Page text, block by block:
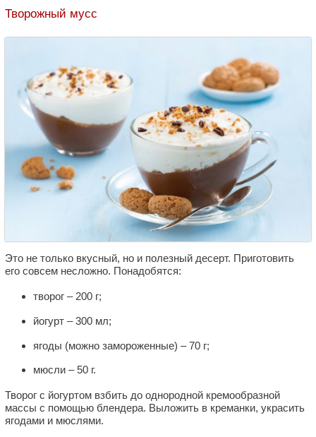
Творожный мусс
Это не только вкусный, но и полезный десерт. Приготовить
его совсем несложно. Понадобятся:
творог – 200 г;
йогурт – 300 мл;
ягоды (можно замороженные) – 70 г;
мюсли – 50 г.
Творог с йогуртом взбить до однородной кремообразной
массы с помощью блендера. Выложить в креманки, украсить
ягодами и мюслями.